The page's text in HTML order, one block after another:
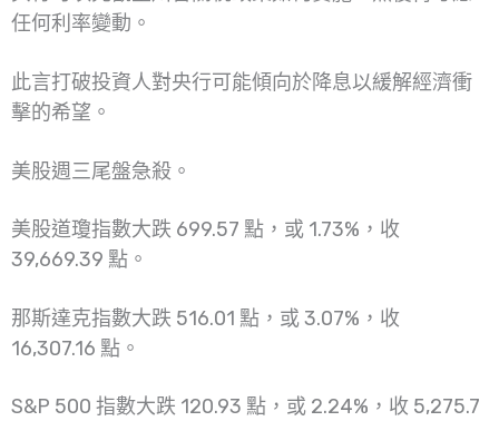
任何利率變動。
此言打破投資人對央行可能傾向於降息以緩解經濟衝
擊的希望。
美股週三尾盤急殺。
美股道瓊指數大跌 699.57 點，或 1.73%，收
39,669.39 點。
那斯達克指數大跌 516.01 點，或 3.07%，收
16,307.16 點。
S&P 500 指數大跌 120.93 點，或 2.24%，收 5,275.7